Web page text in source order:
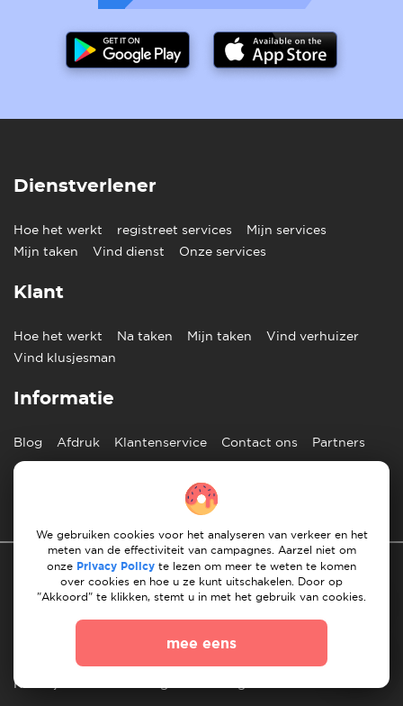
Dienstverlener
Hoe het werkt registreet services
Mijn services
Mijn taken
Vind dienst Onze services
Klant
Hoe het werkt Na taken Mijn taken
Vind verhuizer
Vind klusjesman
Informatie
Blog Afdruk Klantenservice Contact ons Partners
10 regels voor succesvol verhuizen
Richtlijnen voor betaling
We gebruiken cookies voor het analyseren van verkeer en het
meten van de effectiviteit van campagnes. Aarzel niet om
onze Privacy Policy te lezen om meer te weten te komen
over cookies en hoe u ze kunt uitschakelen. Door op
"Akkoord" te klikken, stemt u in met het gebruik van cookies.
mee eens